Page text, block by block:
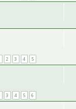
2 3 4 5
3 4 5 6